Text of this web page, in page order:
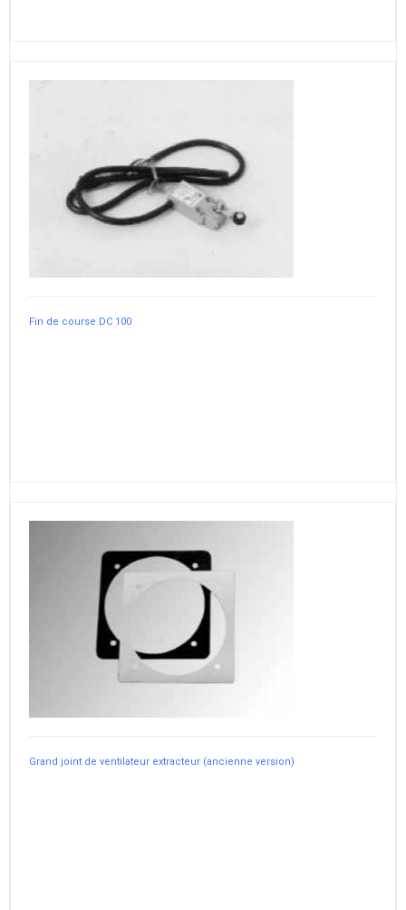
Fin de course DC 100
Grand joint de ventilateur extracteur (ancienne version)